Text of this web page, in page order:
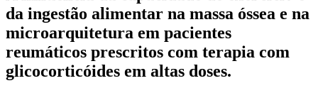
da ingestão alimentar na massa óssea e na
microarquitetura em pacientes
reumáticos prescritos com terapia com
glicocorticóides em altas doses.